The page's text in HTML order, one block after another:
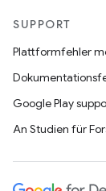
SUPPORT
Plattformfehler
Google Play
An Studien für